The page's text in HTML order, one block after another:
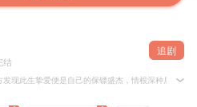
结
追剧
现此生挚爱便是自己的保镖盛杰，情根深种后，爱